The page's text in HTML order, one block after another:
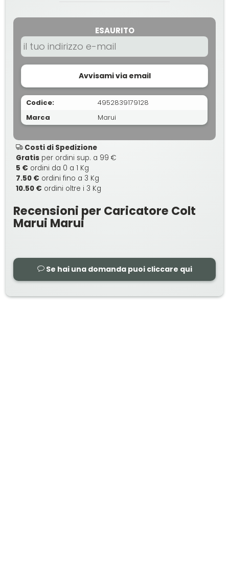
ESAURITO
Avvisami via email
Codice:
4952839179128
Marca
Marui
Costi di Spedizione
Gratis per ordini sup. a 99 €
5 € ordini da 0 a 1 Kg
7.50 € ordini fino a 3 Kg
10.50 € ordini oltre i 3 Kg
Recensioni per Caricatore Colt
Marui Marui
Se hai una domanda puoi cliccare qui